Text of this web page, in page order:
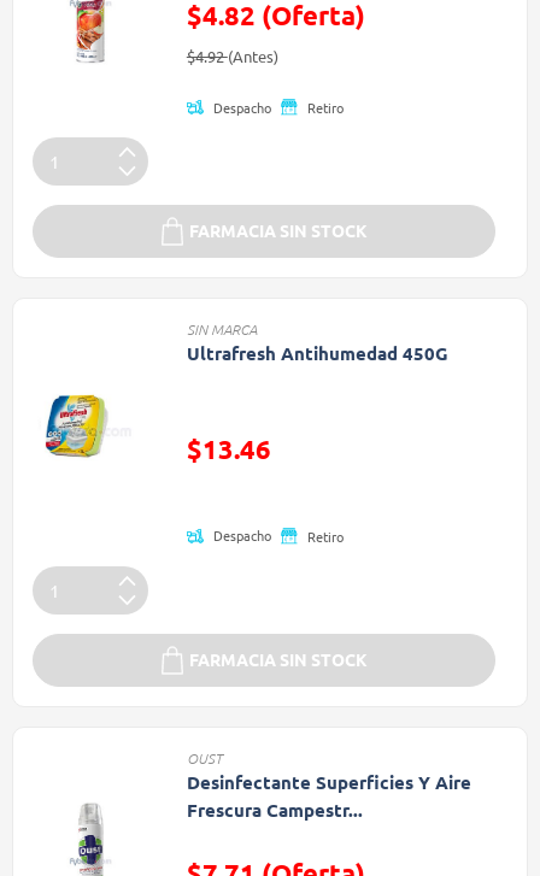
$4.82 (Oferta)
Precio reducido de
$4.92(Antes)(Oferta)
Despacho Retiro
FARMACIA SIN STOCK
SIN MARCA
Ultrafresh Antihumedad 450G
Precio reducido de
$13.46
Despacho Retiro
FARMACIA SIN STOCK
OUST
Desinfectante Superficies Y Aire
Frescura Campestr...